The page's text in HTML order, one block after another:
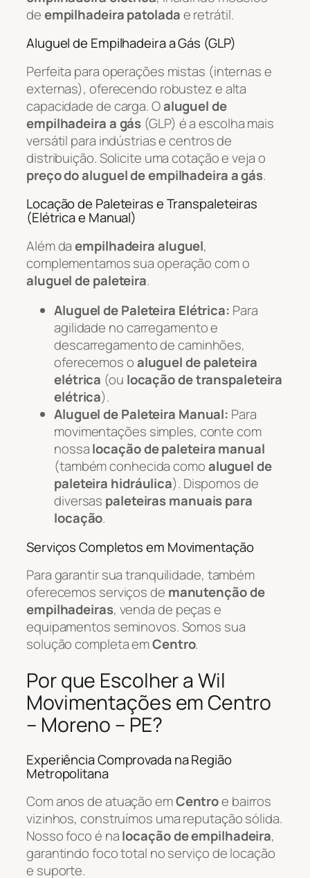
deempilhadeira patoladae retrátil.
Aluguel de Empilhadeira a Gás (GLP)
Perfeita para operações mistas (internas e
externas), oferecendo robustez e alta
capacidade de carga. Oaluguel de
empilhadeira a gás (GLP) é a escolha mais
versátil para indústrias e centros de
distribuição. Solicite uma cotação e veja o
preço do aluguel de empilhadeira a gás.
Locação de Paleteiras e Transpaleteiras
(Elétrica e Manual)
Além daempilhadeira aluguel,
complementamos sua operação com o
aluguel de paleteira.
Aluguel de Paleteira Elétrica: Para
agilidade no carregamento e
descarregamento de caminhões,
oferecemos oaluguel de paleteira
elétrica (ou locação de transpaleteira
elétrica).
Aluguel de Paleteira Manual: Para
movimentações simples, conte com
nossalocação de paleteira manual
(também conhecida comoaluguel de
paleteira hidráulica). Dispomos de
diversas paleteiras manuais para
locação.
Serviços Completos em Movimentação
Para garantir sua tranquilidade, também
oferecemos serviços de manutenção de
empilhadeiras, venda de peças e
equipamentos seminovos. Somos sua
solução completa emCentro.
Por que Escolher a Wil
Movimentações em Centro
– Moreno – PE?
Experiência Comprovada na Região
Metropolitana
Com anos de atuação emCentroe bairros
vizinhos, construímos uma reputação sólida.
Nosso foco é nalocação de empilhadeira,
garantindo foco total no serviço de locação
e suporte.